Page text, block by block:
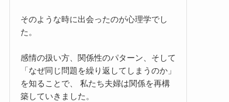
そのような時に出会ったのが心理学でし
た。
感情の扱い方、関係性のパターン、そして
「なぜ同じ問題を繰り返してしまうのか」
を知ることで、 私たち夫婦は関係を再構
築していきました。